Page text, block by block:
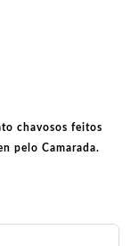
chavosos feitos
pelo Camarada.